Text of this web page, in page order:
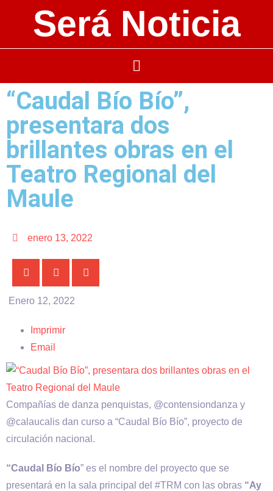
Será Noticia
“Caudal Bío Bío”,
presentara dos
brillantes obras en el
Teatro Regional del
Maule
enero 13, 2022
Enero 12, 2022
Imprimir
Email
Compañías de danza penquistas, @contensiondanza y
@calaucalis dan curso a “Caudal Bío Bío”, proyecto de
circulación nacional.
“Caudal Bío Bío” es el nombre del proyecto que se
presentará en la sala principal del #TRM con las obras “Ay